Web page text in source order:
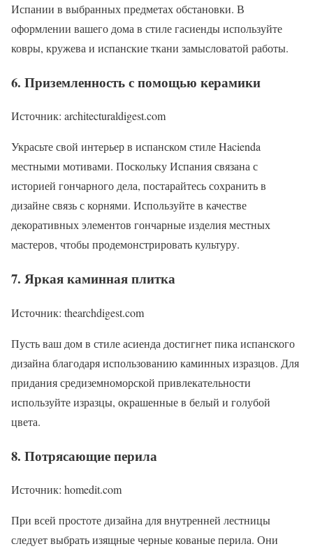
Испании в выбранных предметах обстановки. В
оформлении вашего дома в стиле гасиенды используйте
ковры, кружева и испанские ткани замысловатой работы.
6. Приземленность с помощью керамики
Источник: architecturaldigest.com
Украсьте свой интерьер в испанском стиле Hacienda
местными мотивами. Поскольку Испания связана с
историей гончарного дела, постарайтесь сохранить в
дизайне связь с корнями. Используйте в качестве
декоративных элементов гончарные изделия местных
мастеров, чтобы продемонстрировать культуру.
7. Яркая каминная плитка
Источник: thearchdigest.com
Пусть ваш дом в стиле асиенда достигнет пика испанского
дизайна благодаря использованию каминных изразцов. Для
придания средиземноморской привлекательности
используйте изразцы, окрашенные в белый и голубой
цвета.
8. Потрясающие перила
Источник: homedit.com
При всей простоте дизайна для внутренней лестницы
следует выбрать изящные черные кованые перила. Они